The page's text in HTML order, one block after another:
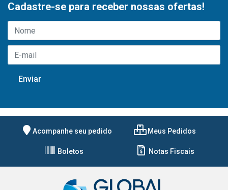
Cadastre-se para receber nossas ofertas!
Acompanhe seu pedido Meus Pedidos
Boletos Notas Fiscais